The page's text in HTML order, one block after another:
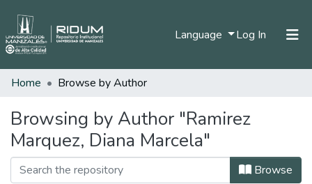
Language Log In (current)
Communities & Collections
Home Browse by Author
Browsing by Author "Ramirez
Marquez, Diana Marcela"
Browse